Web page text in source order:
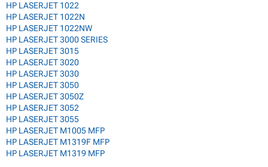
HP LASERJET 1022
HP LASERJET 1022N
HP LASERJET 1022NW
HP LASERJET 3000 SERIES
HP LASERJET 3015
HP LASERJET 3020
HP LASERJET 3030
HP LASERJET 3050
HP LASERJET 3050Z
HP LASERJET 3052
HP LASERJET 3055
HP LASERJET M1005 MFP
HP LASERJET M1319F MFP
HP LASERJET M1319 MFP